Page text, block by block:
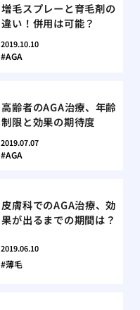
増毛スプレーと育毛剤の
違い！併用は可能？
2019.10.10
AGA
高齢者のAGA治療、年齢
制限と効果の期待度
2019.07.07
AGA
皮膚科でのAGA治療、効
果が出るまでの期間は？
2019.06.10
薄毛